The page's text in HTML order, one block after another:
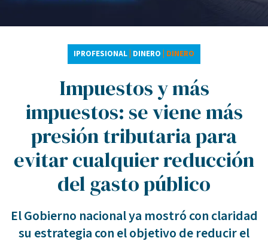
Impuestos y más
impuestos: se viene más
presión tributaria para
evitar cualquier reducción
del gasto público
El Gobierno nacional ya mostró con claridad
su estrategia con el objetivo de reducir el
IPROFESIONAL DINERO DINERO